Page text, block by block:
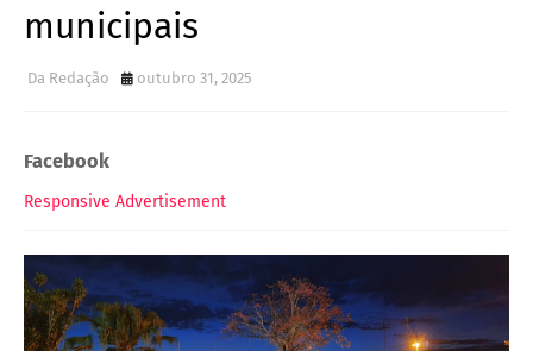
municipais
Da Redação outubro 31, 2025
Facebook
Responsive Advertisement